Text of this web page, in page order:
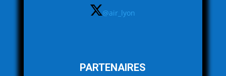
@air_lyon
PARTENAIRES